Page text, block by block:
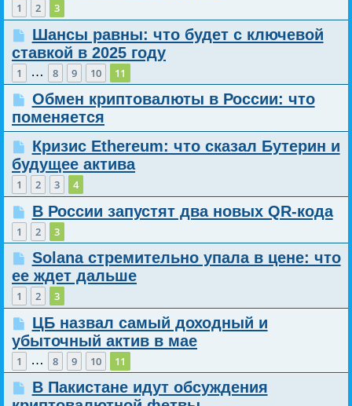
1 2 3
Шансы равны: что будет с ключевой
ставкой в 2025 году
1 … 8 9 10 11
Обмен криптовалюты в России: что
поменяется
Кризис Ethereum: что сказал Бутерин и
будущее актива
1 2 3 4
В России запустят два новых QR-кода
1 2 3
Solana стремительно упала в цене: что
ее ждет дальше
1 2 3
ЦБ назвал самый доходный и
убыточный актив в мае
1 … 8 9 10 11
В Пакистане идут обсуждения